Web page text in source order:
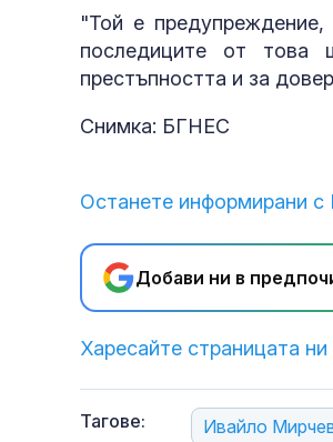
"Той е
последиците от това
престъпността и за
Снимка: БГНЕС
Останете информирани с
Добави ни в
Харесайте страницата
Тагове: Ивайло